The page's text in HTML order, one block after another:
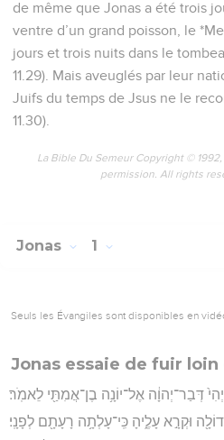
de même que Jonas a été trois
ventre d’un grand poisson, le
jours et trois nuits dans le
11.29). Mais aveuglés par leur
Juifs du temps de Jsus ne le
11.30).
La Bible Du Semeur Copyright ©
permission. All rights
Jonas 1
Seuls les Évangiles sont disponibles en
Jonas essaie de fuir
דְּבַר־יְהוָ֔ה אֶל־יוֹנָ֥ה בֶן־אֲמִתַּ֖י לֵאמֹֽר׃
וּקְרָ֣א עָלֶ֑יהָ כִּֽי־עָלְתָ֥ה רָעָתָ֖ם לְפָנָֽי׃